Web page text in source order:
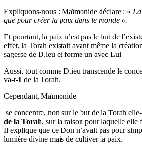
Expliquons-nous : Maïmonide déclare : « La
que pour créer la paix dans le monde ».
Et pourtant, la paix n’est pas le but de
effet, la Torah existait avant même la
sagesse de D.ieu et forme un avec Lui.
Aussi, tout comme D.ieu transcende le
va-t-il de la Torah.
Cependant, Maïmonide
se concentre, non sur le but de la Torah
de la Torah, sur la raison pour laquelle elle
Il explique que ce Don n’avait pas pour
lumière divine mais de cultiver la paix.